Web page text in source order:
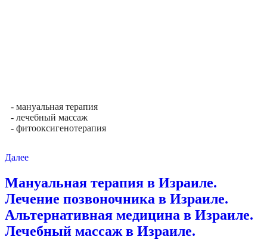
- мануальная терапия
- лечебный массаж
- фитооксигенотерапия
Далее
Мануальная терапия в Израиле.
Лечение позвоночника в Израиле.
Альтернативная медицина в Израиле.
Лечебный массаж в Израиле.